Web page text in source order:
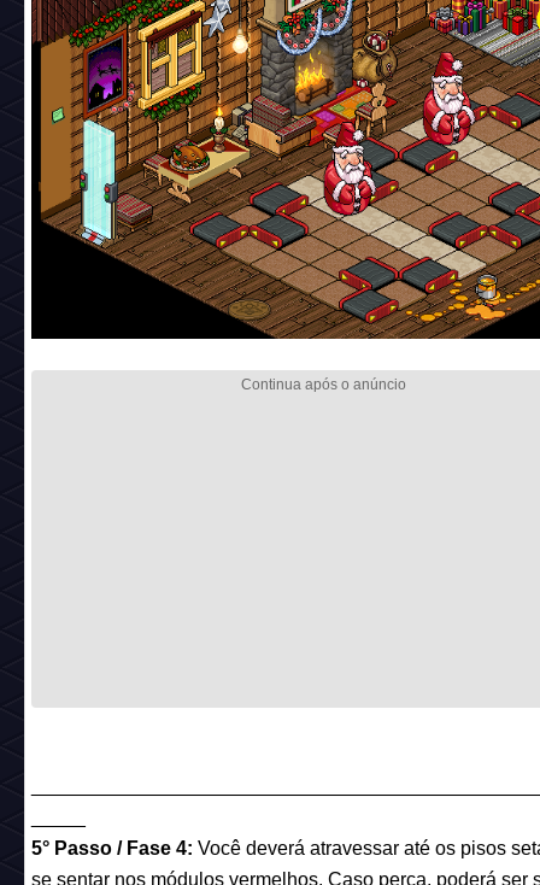
5° Passo / Fase 4: Você deverá atravessar até os pisos
se sentar nos módulos vermelhos. Caso perca, poderá ser